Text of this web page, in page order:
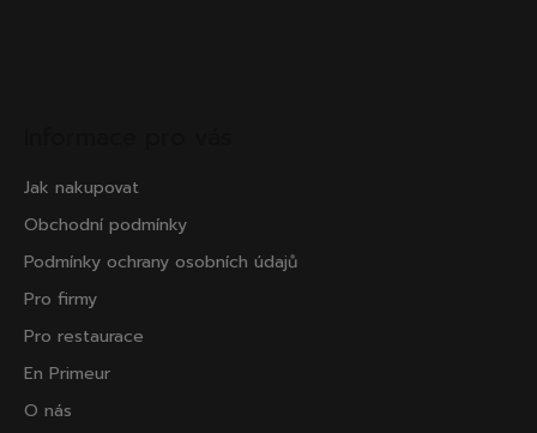
Jak nakupovat
Obchodní podmínky
Podmínky ochrany osobních údajů
Pro firmy
Pro restaurace
En Primeur
O nás